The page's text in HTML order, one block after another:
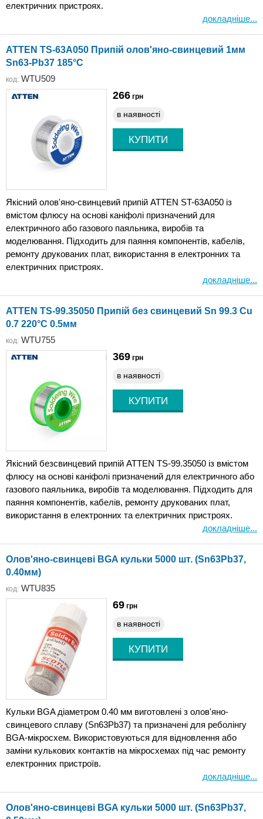
електричних пристроях.
докладніше...
ATTEN TS-63A050 Припій олов'яно-свинцевий 1мм
Sn63-Pb37 185°C
код: WTU509
266 грн
в наявності
Якісний олов'яно-свинцевий припій ATTEN ST-63A050 із
вмістом флюсу на основі каніфолі призначений для
електричного або газового паяльника, виробів та
моделювання. Підходить для паяння компонентів, кабелів,
ремонту друкованих плат, використання в електронних та
електричних пристроях.
докладніше...
ATTEN TS-99.35050 Припій без свинцевий Sn 99.3 Cu
0.7 220°C 0.5мм
код: WTU755
369 грн
в наявності
Якісний безсвинцевий припій ATTEN TS-99.35050 із вмістом
флюсу на основі каніфолі призначений для електричного або
газового паяльника, виробів та моделювання. Підходить для
паяння компонентів, кабелів, ремонту друкованих плат,
використання в електронних та електричних пристроях.
докладніше...
Олов'яно-свинцеві BGA кульки 5000 шт. (Sn63Pb37,
0.40мм)
код: WTU835
69 грн
в наявності
Кульки BGA діаметром 0.40 мм виготовлені з олов'яно-
свинцевого сплаву (Sn63Pb37) та призначені для реболінгу
BGA-мікросхем. Використовуються для відновлення або
заміни кулькових контактів на мікросхемах під час ремонту
електронних пристроїв.
докладніше...
Олов'яно-свинцеві BGA кульки 5000 шт. (Sn63Pb37,